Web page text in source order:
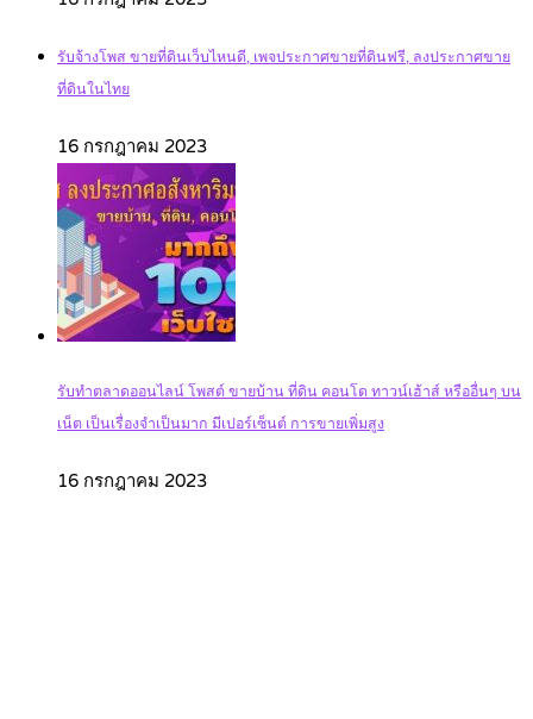
รับจ้างโพส ขายที่ดินเว็บไหนดี, เพจประกาศขายที่ดินฟรี, ลงประกาศขาย
ที่ดินในไทย
16 กรกฎาคม 2023
รับทำตลาดออนไลน์ โพสต์ ขายบ้าน ที่ดิน คอนโด ทาวน์เฮ้าส์ หรืออื่นๆ บน
เน็ต เป็นเรื่องจำเป็นมาก มีเปอร์เซ็นต์ การขายเพิ่มสูง
16 กรกฎาคม 2023